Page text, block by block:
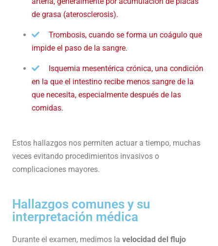
de grasa (aterosclerosis).
Trombosis, cuando se forma un coágulo que
impide el paso de la sangre.
Isquemia mesentérica crónica, una condición
en la que el intestino recibe menos sangre de la
que necesita, especialmente después de las
comidas.
Estos hallazgos nos permiten actuar a tiempo, muchas
veces evitando procedimientos invasivos o
complicaciones mayores.
Hallazgos comunes y su
interpretación médica
Durante el examen, medimos la velocidad del flujo